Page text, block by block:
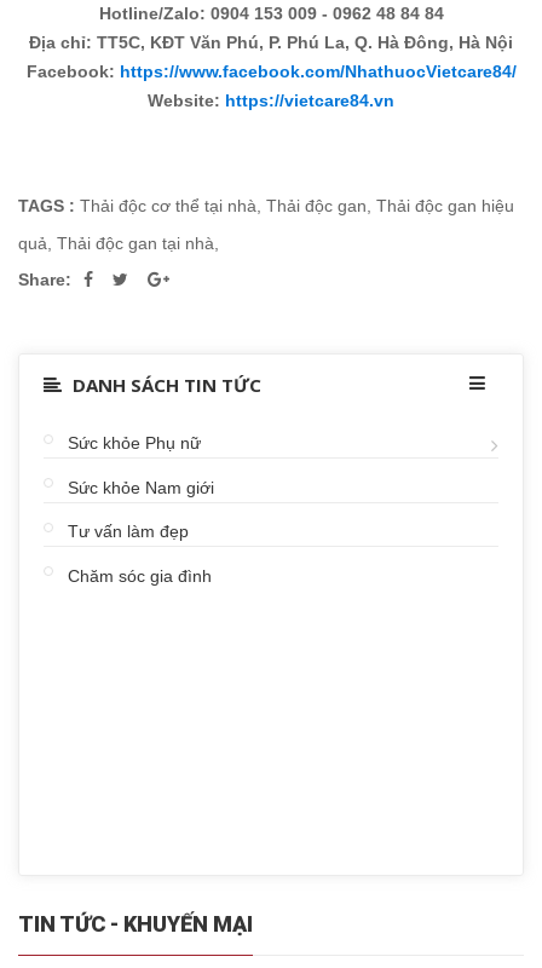
Hotline/Zalo: 0904 153 009 - 0962 48 84 84
Địa chỉ: TT5C, KĐT Văn Phú, P. Phú La, Q. Hà Đông, Hà Nội
Facebook: https://www.facebook.com/NhathuocVietcare84/
Website: https://vietcare84.vn
TAGS : Thải độc cơ thể tại nhà Thải độc gan Thải độc gan hiệu
quả Thải độc gan tại nhà
Share:
DANH SÁCH TIN TỨC
Sức khỏe Phụ nữ
Sức khỏe Nam giới
Tư vấn làm đẹp
Chăm sóc gia đình
TIN TỨC - KHUYẾN MẠI